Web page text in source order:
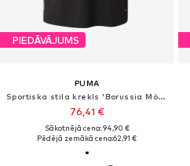
PIEDĀVĀJUMS
PUMA
Sportiska stila krekls 'Borussia Mönchengladbach 2026/27'
76,41 €
Sākotnējā cena: 94,90 €
Pēdējā zemākā cena:62,91 €